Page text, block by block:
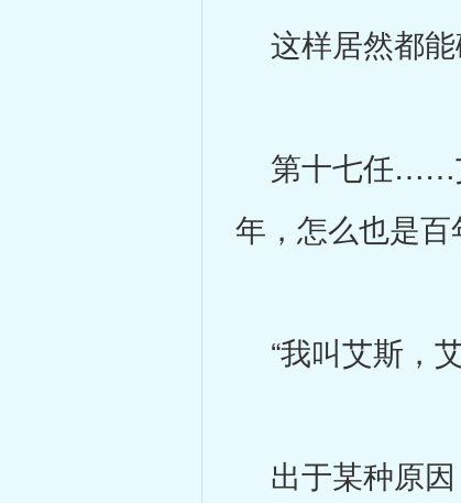
这样居然都能
第十七任……
年，怎么也是
“我叫艾斯，
出于某种原因